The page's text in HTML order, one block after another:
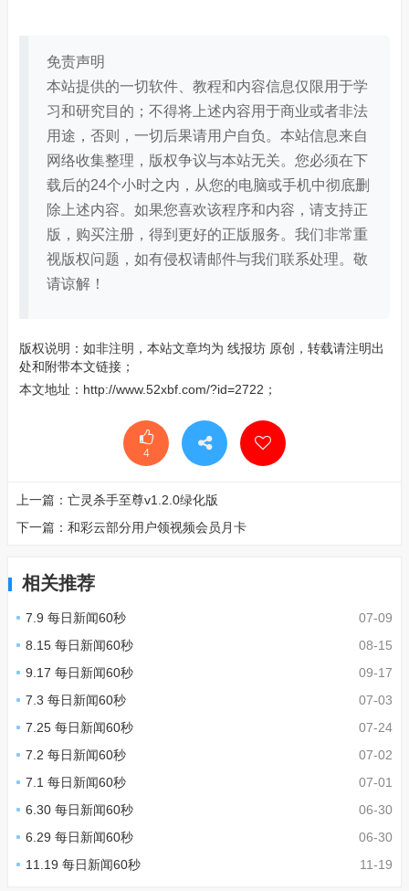
免责声明
本站提供的一切软件、教程和内容信息仅限用于学
习和研究目的；不得将上述内容用于商业或者非法
用途，否则，一切后果请用户自负。本站信息来自
网络收集整理，版权争议与本站无关。您必须在下
载后的24个小时之内，从您的电脑或手机中彻底删
除上述内容。如果您喜欢该程序和内容，请支持正
版，购买注册，得到更好的正版服务。我们非常重
视版权问题，如有侵权请邮件与我们联系处理。敬
请谅解！
版权说明：如非注明，本站文章均为 线报坊 原创，转载请注明出
处和附带本文链接；
本文地址： http://www.52xbf.com/?id=2722 ；
4
上一篇： 亡灵杀手至尊v1.2.0绿化版
下一篇： 和彩云部分用户领视‪频会‪员月‪卡
相关推荐
07-09
7.9 每日新闻60秒
08-15
8.15 每日新闻60秒
09-17
9.17 每日新闻60秒
07-03
7.3 每日新闻60秒
07-24
7.25 每日新闻60秒
07-02
7.2 每日新闻60秒
07-01
7.1 每日新闻60秒
06-30
6.30 每日新闻60秒
06-30
6.29 每日新闻60秒
11-19
11.19 每日新闻60秒